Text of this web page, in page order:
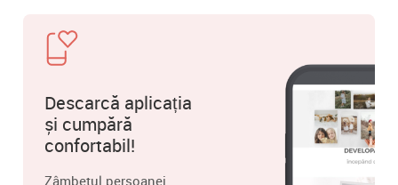
Descarcă aplicația
și cumpără
confortabil!
Zâmbetul persoanei